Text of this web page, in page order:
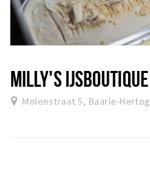
MILLY'S IJSBOUTIQUE
Molenstraat 5, Baarle-Hertog